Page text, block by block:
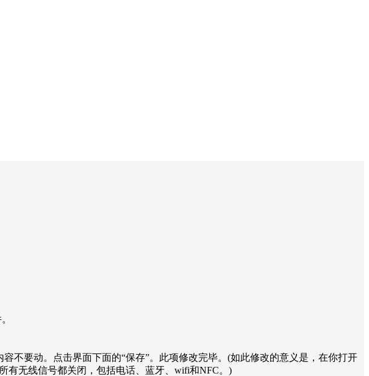
容不要动。点击界面下面的“保存”。此项修改完毕。(如此修改的意义是，在你打开
有无线信号都关闭，包括电话、蓝牙、wifi和NFC。)